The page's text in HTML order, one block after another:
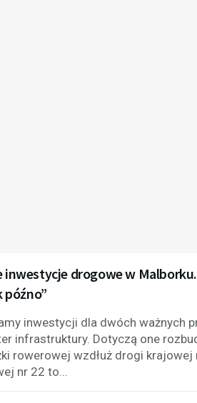
inwestycje drogowe w
późno”
inwestycji dla dwóch ważnych
infrastruktury. Dotyczą one
rowerowej wzdłuż drogi
nr 22 to...